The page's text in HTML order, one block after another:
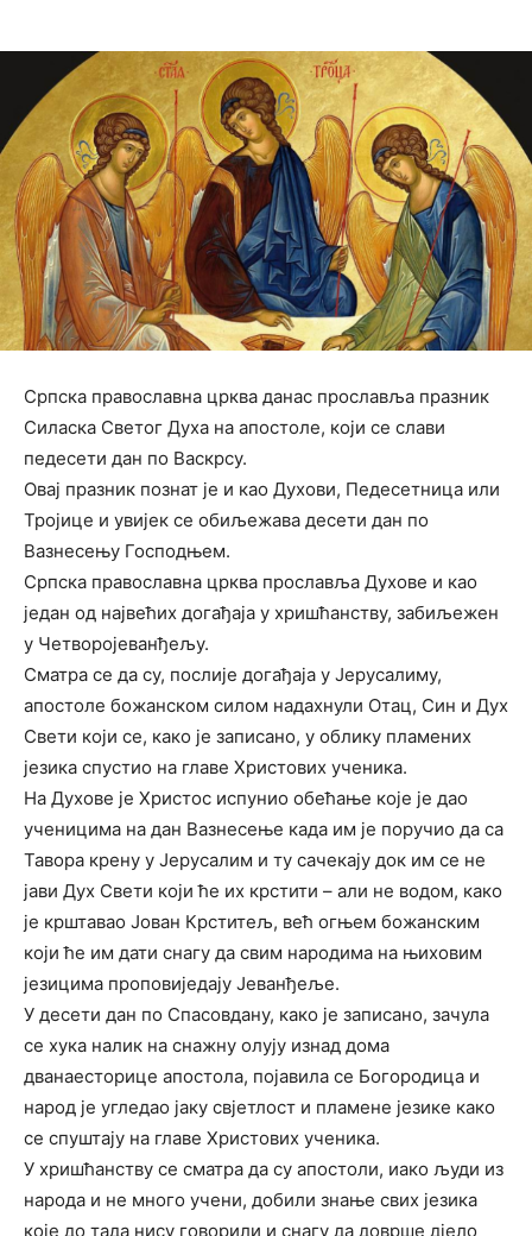
Српска православна црква данас прославља празник
Силаска Светог Духа на апостоле, који се слави
педесети дан по Васкрсу.
Овај празник познат је и као Духови, Педесетница или
Тројице и увијек се обиљежава десети дан по
Вазнесењу Господњем.
Српска православна црква прославља Духове и као
један од највећих догађаја у хришћанству, забиљежен
у Четворојеванђељу.
Сматра се да су, послије догађаја у Јерусалиму,
апостоле божанском силом надахнули Отац, Син и Дух
Свети који се, како је записано, у облику пламених
језика спустио на главе Христових ученика.
На Духове је Христос испунио обећање које је дао
ученицима на дан Вазнесење када им је поручио да са
Тавора крену у Јерусалим и ту сачекају док им се не
јави Дух Свети који ће их крстити – али не водом, како
је крштавао Јован Крститељ, већ огњем божанским
који ће им дати снагу да свим народима на њиховим
језицима проповиједају Јеванђеље.
У десети дан по Спасовдану, како је записано, зачула
се хука налик на снажну олују изнад дома
дванаесторице апостола, појавила се Богородица и
народ је угледао јаку свјетлост и пламене језике како
се спуштају на главе Христових ученика.
У хришћанству се сматра да су апостоли, иако људи из
народа и не много учени, добили знање свих језика
које до тада нису говорили и снагу да доврше дјело